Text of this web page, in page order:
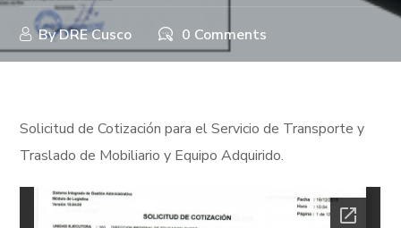
ByDRE Cusco 0 Comments
Solicitud de Cotización para el Servicio de Transporte y
Traslado de Mobiliario y Equipo Adquirido.